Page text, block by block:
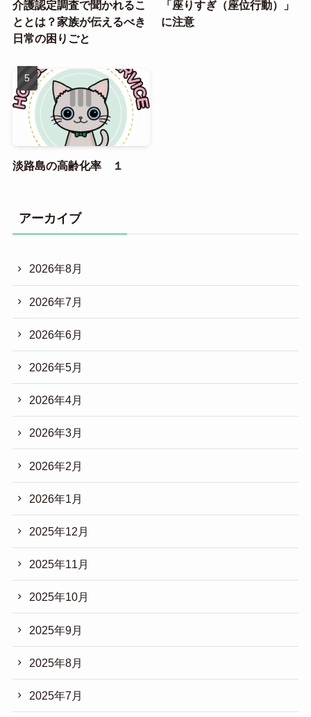
介護認定調査で聞かれるこ
ととは？家族が伝えるべき
日常の困りごと
「座りすぎ（座位行動）」
に注意
淡路島の高齢化率 １
アーカイブ
2026年8月
2026年7月
2026年6月
2026年5月
2026年4月
2026年3月
2026年2月
2026年1月
2025年12月
2025年11月
2025年10月
2025年9月
2025年8月
2025年7月